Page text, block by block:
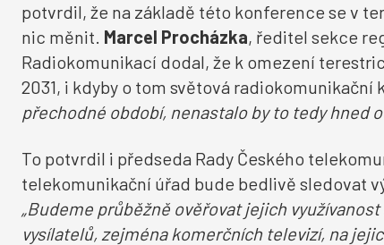
potvrdil, že na základě této konference se v
nic měnit. Marcel Procházka, ředitel sekce
Radiokomunikací dodal, že k omezení
2031, i kdyby o tom světová
přechodné období, nenastalo by to tedy hned
To potvrdil i předseda Rady Českého
telekomunikační úřad bude bedlivě sledovat
„Budeme průběžně ověřovat jejich
vysílatelů, zejména komerčních televizí, na